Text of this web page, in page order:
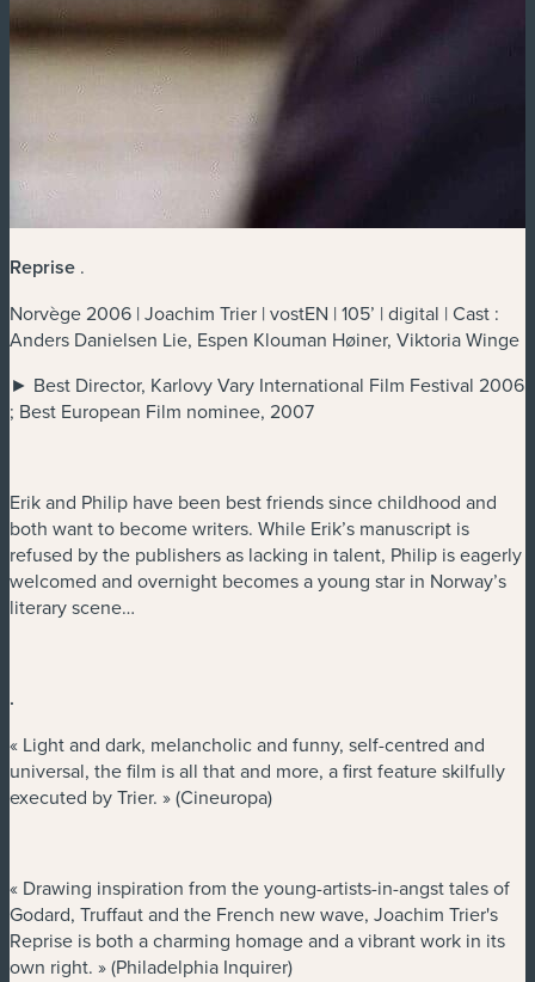
Reprise .
Norvège 2006 | Joachim Trier | vostEN | 105’ | digital | Cast :
Anders Danielsen Lie, Espen Klouman Høiner, Viktoria Winge
► Best Director, Karlovy Vary International Film Festival 2006
; Best European Film nominee, 2007
Erik and Philip have been best friends since childhood and
both want to become writers. While Erik’s manuscript is
refused by the publishers as lacking in talent, Philip is eagerly
welcomed and overnight becomes a young star in Norway’s
literary scene…
.
« Light and dark, melancholic and funny, self-centred and
universal, the film is all that and more, a first feature skilfully
executed by Trier. » (Cineuropa)
« Drawing inspiration from the young-artists-in-angst tales of
Godard, Truffaut and the French new wave, Joachim Trier's
Reprise is both a charming homage and a vibrant work in its
own right. » (Philadelphia Inquirer)